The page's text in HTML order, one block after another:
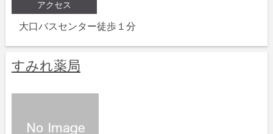
アクセス
大口バスセンター徒歩１分
すみれ薬局